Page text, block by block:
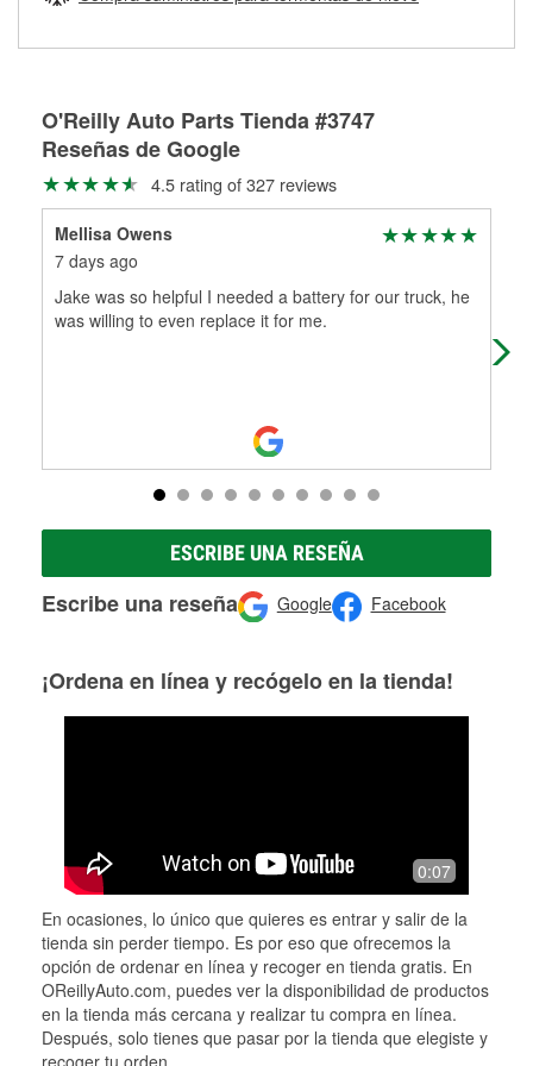
partes de reemplazo correctas para tu reparación.
O'Reilly Auto Parts Tienda #3747
Reseñas de Google
4.5 rating of 327 reviews
Mellisa Owens
7 days ago
Jake was so helpful I needed a battery for our truck, he
was willing to even replace it for me.
on.
ESCRIBE UNA RESEÑA
Escribe una reseña Google Facebook
¡Ordena en línea y recógelo en la tienda!
0:07
En ocasiones, lo único que quieres es entrar y salir de la
tienda sin perder tiempo. Es por eso que ofrecemos la
opción de ordenar en línea y recoger en tienda gratis. En
OReillyAuto.com, puedes ver la disponibilidad de productos
en la tienda más cercana y realizar tu compra en línea.
Después, solo tienes que pasar por la tienda que elegiste y
recoger tu orden.